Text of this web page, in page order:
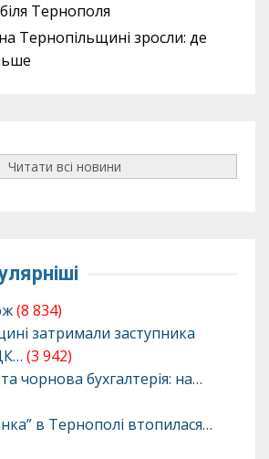
Тернополя
Тернопільщині зросли: де
Читати всі новини
(8 834)
затримали заступника
(3 942)
чорнова бухгалтерія: на…
в Тернополі втопилася…